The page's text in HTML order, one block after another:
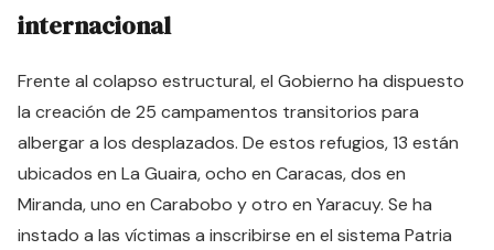
internacional
Frente al colapso estructural, el Gobierno ha dispuesto
la creación de 25 campamentos transitorios para
albergar a los desplazados. De estos refugios, 13 están
ubicados en La Guaira, ocho en Caracas, dos en
Miranda, uno en Carabobo y otro en Yaracuy. Se ha
instado a las víctimas a inscribirse en el sistema Patria